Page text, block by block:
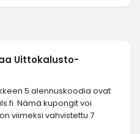
Uittokalusto-
5 alennuskoodia ovat
Nämä kupongit voi
viimeksi vahvistettu 7